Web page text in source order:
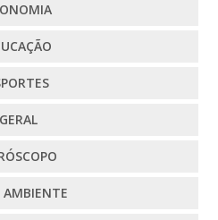
GERAL
AMBIENTE